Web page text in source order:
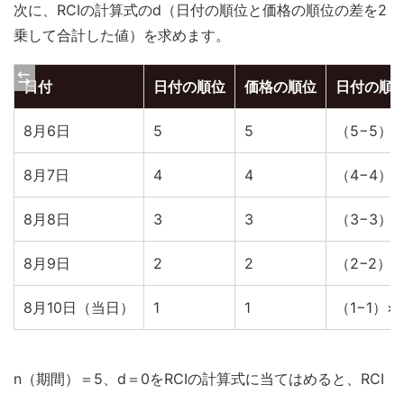
次に、RCIの計算式のd（日付の順位と価格の順位の差を2
乗して合計した値）を求めます。
日付 日付の順位 価格の順位 日付の順
8月6日 5 5 （5−5）
8月7日 4 4 （4−4）
8月8日 3 3 （3−3）
8月9日 2 2 （2−2）
8月10日（当日） 1 1 （1−1）
n（期間）＝5、d＝0をRCIの計算式に当てはめると、RCI